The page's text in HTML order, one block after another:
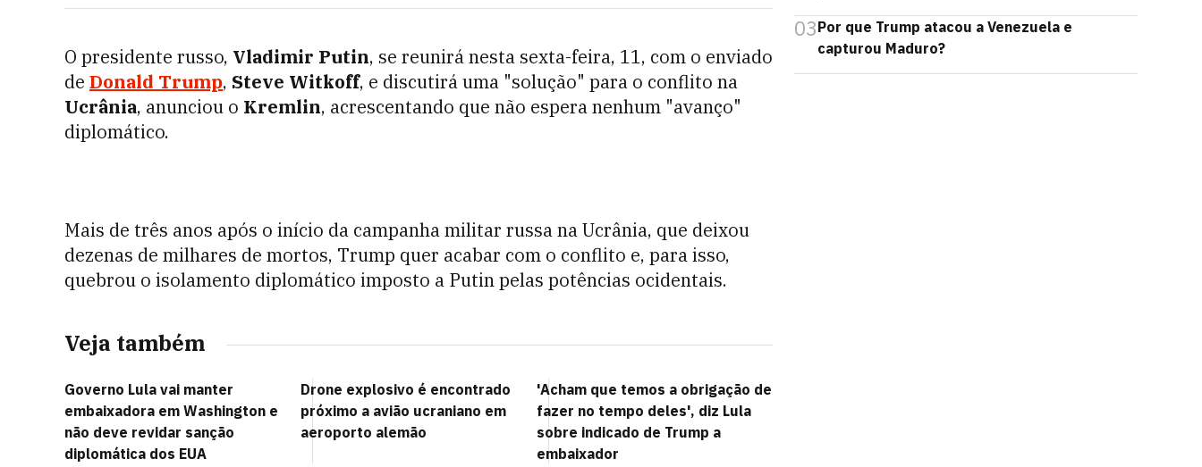
O presidente russo, Vladimir Putin, se reunirá nesta sexta-feira, 11, com o enviado
de Donald Trump, Steve Witkoff, e discutirá uma "solução" para o conflito na
Ucrânia, anunciou o Kremlin, acrescentando que não espera nenhum "avanço"
diplomático.
Mais de três anos após o início da campanha militar russa na Ucrânia, que deixou
dezenas de milhares de mortos, Trump quer acabar com o conflito e, para isso,
quebrou o isolamento diplomático imposto a Putin pelas potências ocidentais.
Veja também
Governo Lula vai manter
embaixadora em Washington e
não deve revidar sanção
diplomática dos EUA
Drone explosivo é encontrado
próximo a avião ucraniano em
aeroporto alemão
'Acham que temos a obrigação de
fazer no tempo deles', diz Lula
sobre indicado de Trump a
embaixador
03Por que Trump atacou a Venezuela e
capturou Maduro?